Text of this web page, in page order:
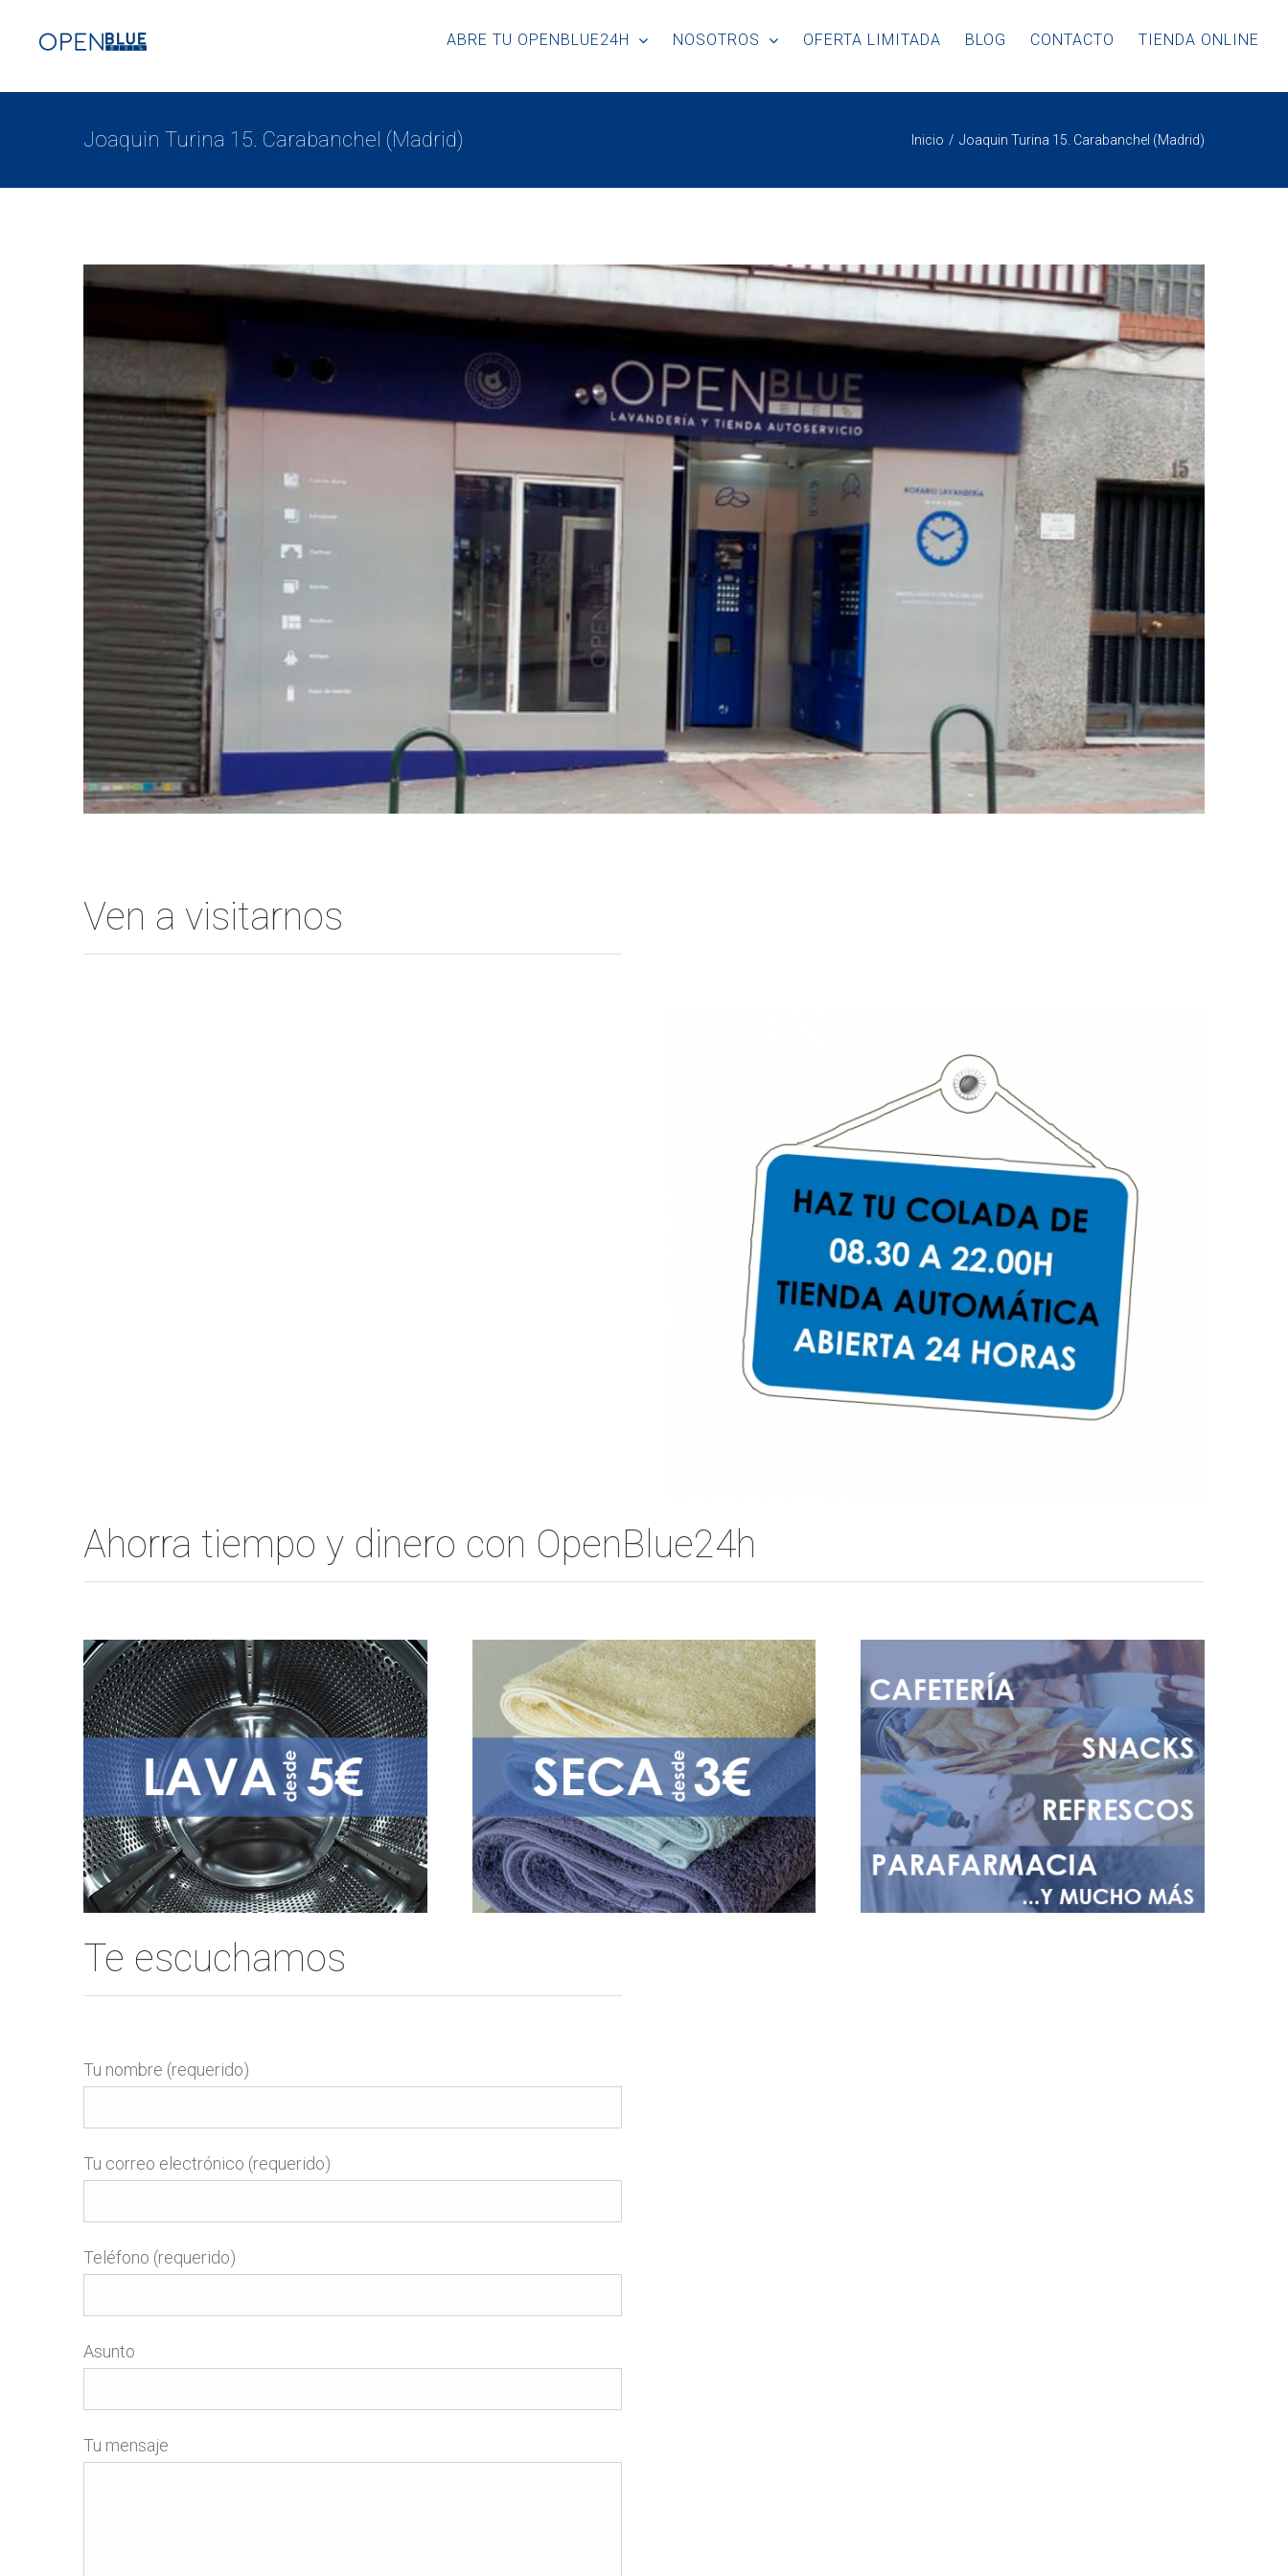
ABRE TU OPENBLUE24H NOSOTROS OFERTA LIMITADA BLOG CONTACTO TIENDA ONLINE
Joaquin Turina 15. Carabanchel (Madrid) Inicio Joaquin Turina 15. Carabanchel (Madrid)
Ven a visitarnos
Ahorra tiempo y dinero con OpenBlue24h
Te escuchamos
Tu nombre (requerido)
Tu correo electrónico (requerido)
Teléfono (requerido)
Asunto
Tu mensaje